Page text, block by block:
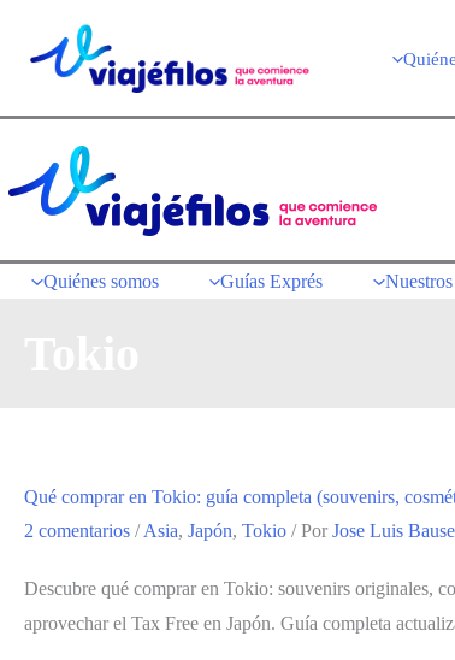
Quiénes somos Guías Exprés
Qué comprar en Tokio: guía completa (souvenirs,
2 comentarios /Asia, Japón, Tokio / Por Jose Luis
Descubre qué comprar en Tokio: souvenirs originales,
aprovechar el Tax Free en Japón. Guía completa